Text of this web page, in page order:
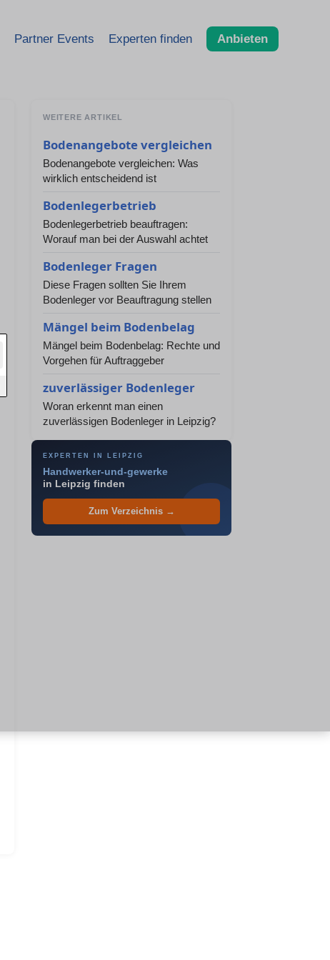
Partner Events Experten finden Anbieten
WEITERE ARTIKEL
Bodenangebote vergleichen
Bodenangebote vergleichen: Was
wirklich entscheidend ist
Bodenlegerbetrieb
Bodenlegerbetrieb beauftragen:
Worauf man bei der Auswahl achtet
Bodenleger Fragen
Diese Fragen sollten Sie Ihrem
Bodenleger vor Beauftragung stellen
Mängel beim Bodenbelag
Mängel beim Bodenbelag: Rechte und
Vorgehen für Auftraggeber
zuverlässiger Bodenleger
Woran erkennt man einen
zuverlässigen Bodenleger in Leipzig?
EXPERTEN IN LEIPZIG
Handwerker-und-gewerke
in Leipzig finden
Zum Verzeichnis →